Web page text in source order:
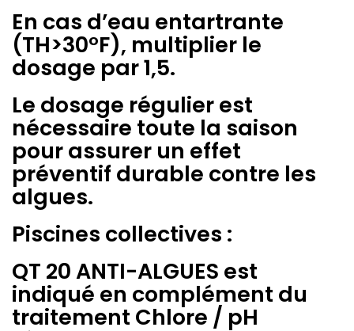
En cas d’eau entartrante
(TH>30°F), multiplier le
dosage par 1,5.
Le dosage régulier est
nécessaire toute la saison
pour assurer un effet
préventif durable contre les
algues.
Piscines collectives :
QT 20 ANTI-ALGUES est
indiqué en complément du
traitement Chlore / pH